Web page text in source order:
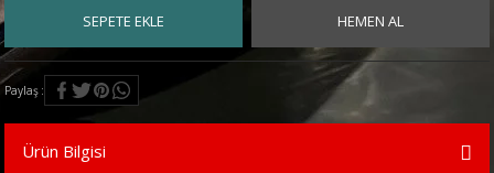
SEPETE EKLE HEMEN AL
Paylaş
Ürün Bilgisi